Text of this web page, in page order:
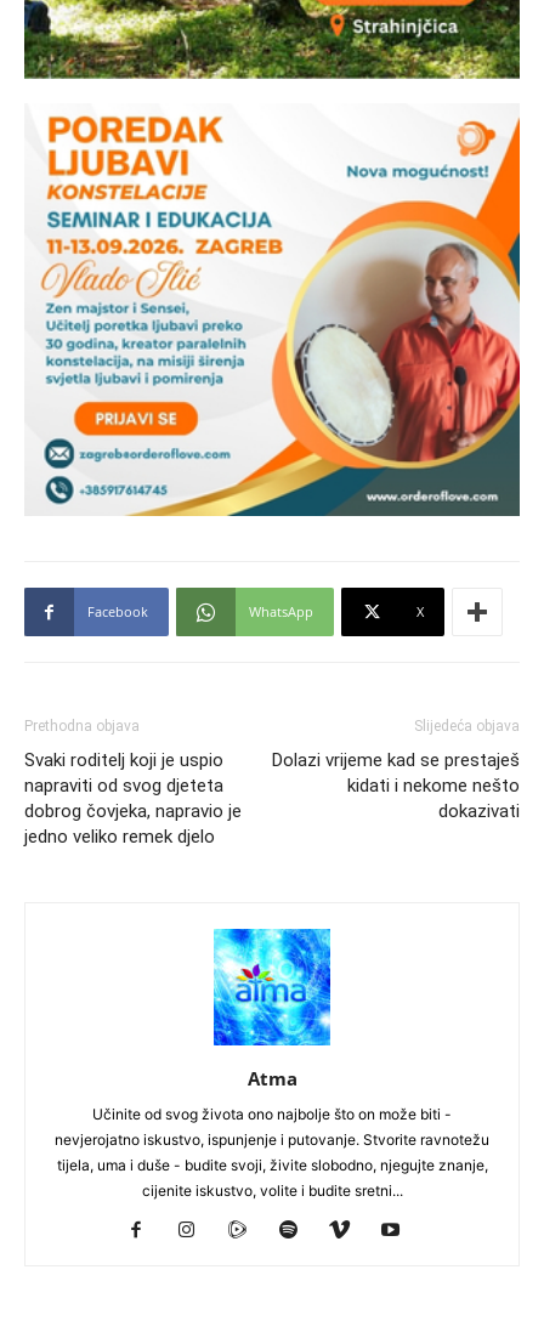
Facebook WhatsApp X
Prethodna objava
Svaki roditelj koji je uspio
napraviti od svog djeteta
dobrog čovjeka, napravio je
jedno veliko remek djelo
Slijedeća objava
Dolazi vrijeme kad se prestaješ
kidati i nekome nešto
dokazivati
Atma
Učinite od svog života ono najbolje što on može biti -
nevjerojatno iskustvo, ispunjenje i putovanje. Stvorite ravnotežu
tijela, uma i duše - budite svoji, živite slobodno, njegujte znanje,
cijenite iskustvo, volite i budite sretni...